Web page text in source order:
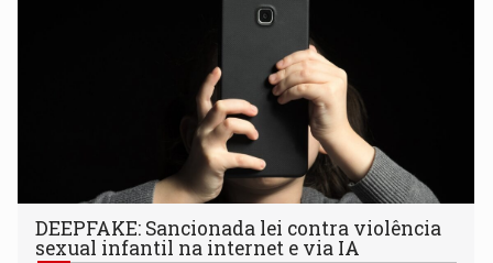
DEEPFAKE: Sancionada lei contra violência
sexual infantil na internet e via IA